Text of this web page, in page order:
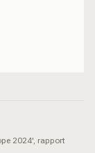
2024', rapport